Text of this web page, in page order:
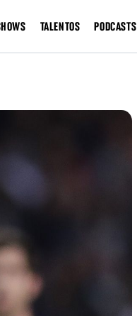
TALENTOS PODCASTS